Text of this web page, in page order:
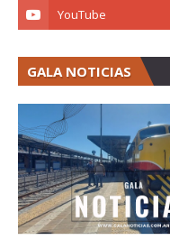
GALA NOTICIAS